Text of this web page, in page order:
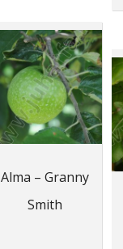
Alma – Granny
Smith